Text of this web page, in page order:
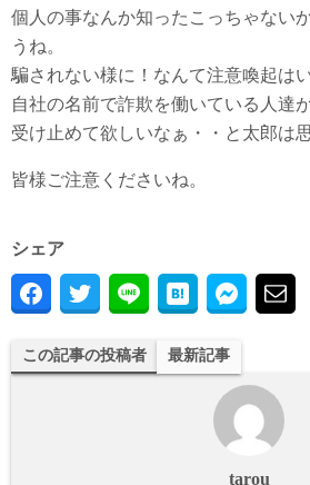
個人の事なんか知ったこっちゃない
うね。
騙されない様に！なんて注意喚起は
自社の名前で詐欺を働いている人達
受け止めて欲しいなぁ・・と太郎は
皆様ご注意くださいね。
シェア
この記事の投稿者 最新記事
tarou